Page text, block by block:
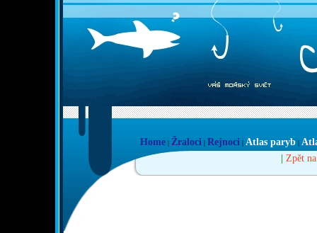
Home | Žraloci | Rejnoci | Atlas paryb |
| Zpět